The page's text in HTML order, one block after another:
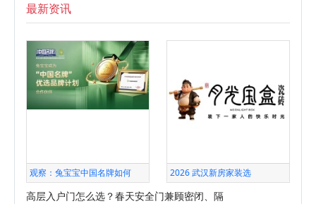
最新资讯
观察：兔宝宝中国名牌如何 2026 武汉新房家装选
高层入户门怎么选？春天安全门兼顾密闭、隔